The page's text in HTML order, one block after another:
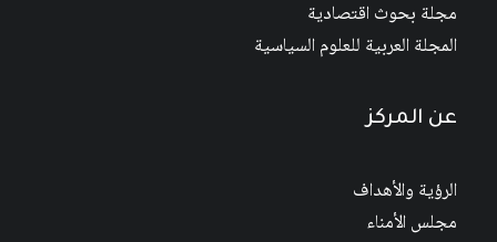
مجلة بحوث اقتصادية
المجلة العربية للعلوم السياسية
عن المركز
الرؤية والأهداف
مجلس الأمناء